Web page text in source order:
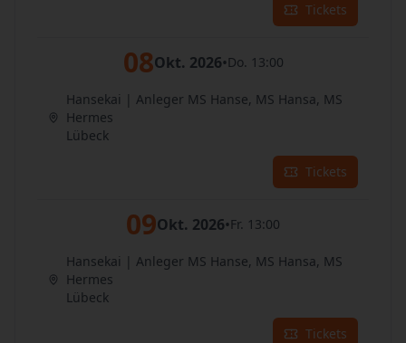
Tickets
08Okt. 2026•Do. 13:00
Hansekai | Anleger MS Hanse, MS Hansa, MS
Hermes
Lübeck
Tickets
09Okt. 2026•Fr. 13:00
Hansekai | Anleger MS Hanse, MS Hansa, MS
Hermes
Lübeck
Tickets